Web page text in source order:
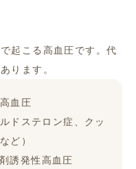
起こる高血圧です。代
ります。
血圧
ドステロン症、クッ
ど）
誘発性高血圧